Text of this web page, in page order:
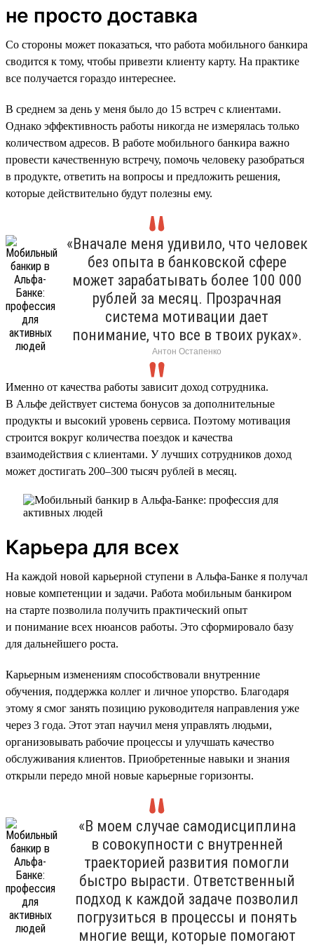
не просто доставка
Со стороны может показаться, что работа мобильного банкира
сводится к тому, чтобы привезти клиенту карту. На практике
все получается гораздо интереснее.
В среднем за день у меня было до 15 встреч с клиентами.
Однако эффективность работы никогда не измерялась только
количеством адресов. В работе мобильного банкира важно
провести качественную встречу, помочь человеку разобраться
в продукте, ответить на вопросы и предложить решения,
которые действительно будут полезны ему.
«Вначале меня удивило, что человек
без опыта в банковской сфере
может зарабатывать более 100 000
рублей за месяц. Прозрачная
система мотивации дает
понимание, что все в твоих руках».
Антон Остапенко
Именно от качества работы зависит доход сотрудника.
В Альфе действует система бонусов за дополнительные
продукты и высокий уровень сервиса. Поэтому мотивация
строится вокруг количества поездок и качества
взаимодействия с клиентами. У лучших сотрудников доход
может достигать 200–300 тысяч рублей в месяц.
Карьера для всех
На каждой новой карьерной ступени в Альфа-Банке я получал
новые компетенции и задачи. Работа мобильным банкиром
на старте позволила получить практический опыт
и понимание всех нюансов работы. Это сформировало базу
для дальнейшего роста.
Карьерным изменениям способствовали внутренние
обучения, поддержка коллег и личное упорство. Благодаря
этому я смог занять позицию руководителя направления уже
через 3 года. Этот этап научил меня управлять людьми,
организовывать рабочие процессы и улучшать качество
обслуживания клиентов. Приобретенные навыки и знания
открыли передо мной новые карьерные горизонты.
«В моем случае самодисциплина
в совокупности с внутренней
траекторией развития помогли
быстро вырасти. Ответственный
подход к каждой задаче позволил
погрузиться в процессы и понять
многие вещи, которые помогают